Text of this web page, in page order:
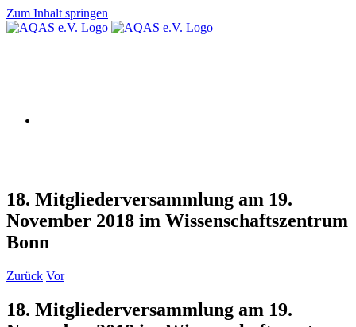
Zum Inhalt springen
18. Mitgliederversammlung am 19.
November 2018 im Wissenschaftszentrum
Bonn
Zurück Vor
18. Mitgliederversammlung am 19.